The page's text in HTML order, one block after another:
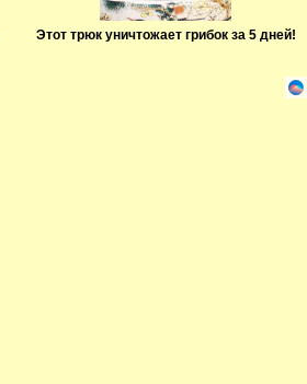
Этот трюк уничтожает грибок за 5 дней!